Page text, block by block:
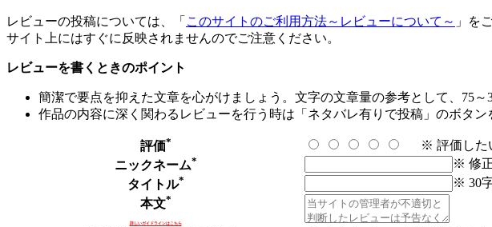
レビューの投稿については、「 このサイトのご利用方法～レビューについて～ 」を
サイト上にはすぐに反映されませんのでご注意ください。
レビューを書くときのポイント
簡潔で要点を抑えた文章を心がけましょう。文字の文章量の参考として、75～
作品の内容に深く関わるレビューを行う時は「ネタバレ有りで投稿」のボタン
評価*
※ 評価した
ニックネーム*
※ 修
タイトル*
※ 30
本文*
詳しいガイドラインはこちら